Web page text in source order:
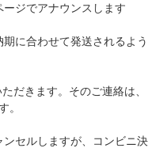
ージでアナウンスします
に合わせて発送されるよう
だきます。そのご連絡は、
。
セルしますが、コンビニ決